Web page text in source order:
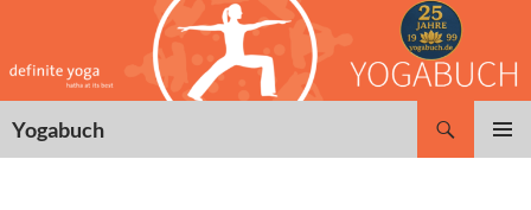
springen
Yogabuch